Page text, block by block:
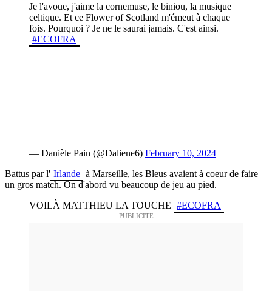
Je l'avoue, j'aime la cornemuse, le biniou, la musique
celtique. Et ce Flower of Scotland m'émeut à chaque
fois. Pourquoi ? Je ne le saurai jamais. C'est ainsi.
#ECOFRA
— Danièle Pain (@Daliene6) February 10, 2024
Battus par l' Irlande à Marseille, les Bleus avaient à coeur de faire
un gros match. On d'abord vu beaucoup de jeu au pied.
VOILÀ MATTHIEU LA TOUCHE #ECOFRA